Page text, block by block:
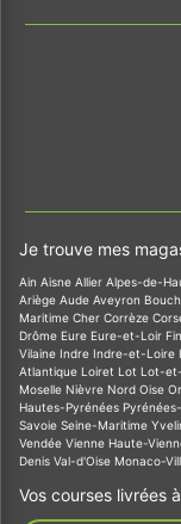
Je trouve mes
Ain Aisne Allier Alpes-de-
Ariège Aude Aveyron
Maritime Cher Corrèze
Drôme Eure Eure-et-Loir
Vilaine Indre Indre-et-Loire
Atlantique Loiret Lot Lot-
Moselle Nièvre Nord Oise
Hautes-Pyrénées
Savoie Seine-Maritime
Vendée Vienne Haute-
Denis Val-d'Oise Monaco-
Vos courses livrées